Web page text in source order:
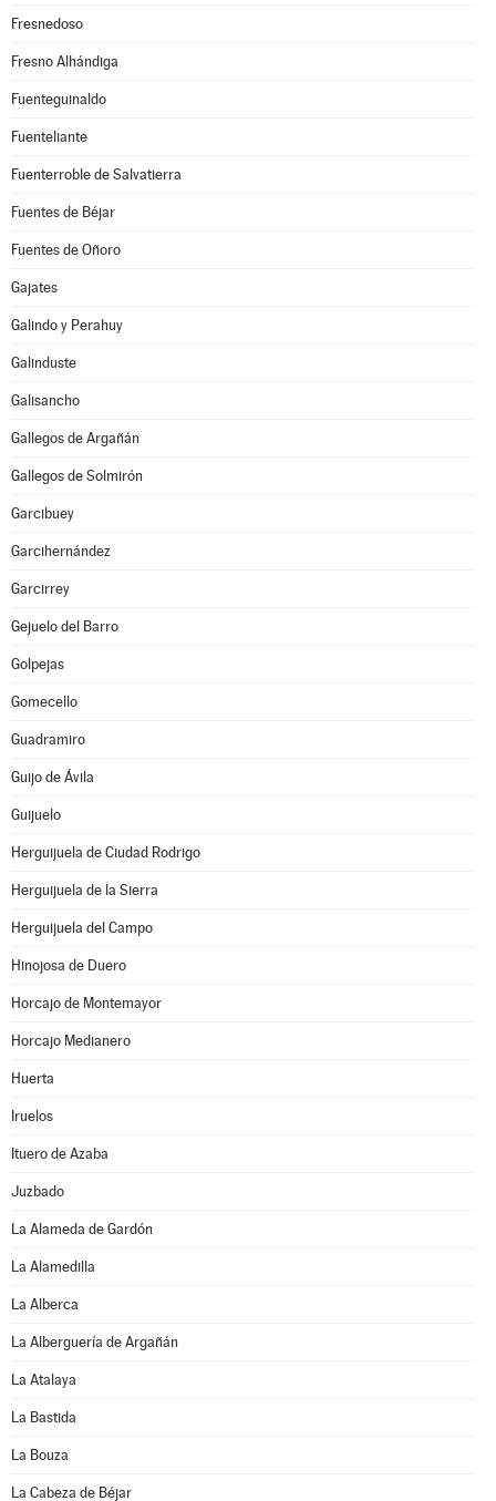
Fresnedoso
Fresno Alhándiga
Fuenteguinaldo
Fuenteliante
Fuenterroble de Salvatierra
Fuentes de Béjar
Fuentes de Oñoro
Gajates
Galindo y Perahuy
Galinduste
Galisancho
Gallegos de Argañán
Gallegos de Solmirón
Garcibuey
Garcihernández
Garcirrey
Gejuelo del Barro
Golpejas
Gomecello
Guadramiro
Guijo de Ávila
Guijuelo
Herguijuela de Ciudad Rodrigo
Herguijuela de la Sierra
Herguijuela del Campo
Hinojosa de Duero
Horcajo de Montemayor
Horcajo Medianero
Huerta
Iruelos
Ituero de Azaba
Juzbado
La Alameda de Gardón
La Alamedilla
La Alberca
La Alberguería de Argañán
La Atalaya
La Bastida
La Bouza
La Cabeza de Béjar